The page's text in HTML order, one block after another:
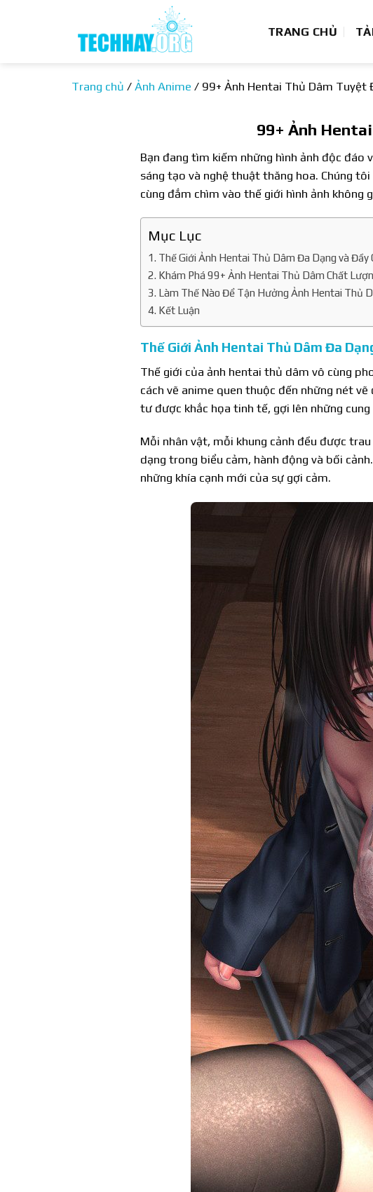
TRANG CHỦ
Trang chủ / Ảnh Anime / 99+ Ảnh Hentai Thủ Dâm Tuyệt
99+ Ảnh
Bạn đang tìm kiếm những hình ảnh độc đáo
sáng tạo và nghệ thuật thăng hoa. Chúng
cùng đắm chìm vào thế giới hình ảnh không
Mục Lục
Thế Giới Ảnh Hentai Thủ Dâm Đa Dạng và Đầy
Khám Phá 99+ Ảnh Hentai Thủ Dâm Chất
Làm Thế Nào Để Tận Hưởng Ảnh Hentai Thủ
Kết Luận
Thế Giới Ảnh Hentai Thủ Dâm Đa
Thế giới của ảnh hentai thủ dâm vô cùng
cách vẽ anime quen thuộc đến những nét
tư được khắc họa tinh tế, gợi lên những
Mỗi nhân vật, mỗi khung cảnh đều được
dạng trong biểu cảm, hành động và bối
những khía cạnh mới của sự gợi cảm.